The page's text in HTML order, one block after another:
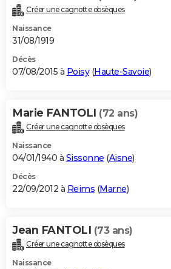
Créer une cagnotte obsèques
Naissance
31/08/1919
Décès
07/08/2015 à Poisy(Haute-Savoie)
Marie FANTOLI (72 ans)
Créer une cagnotte obsèques
Naissance
04/01/1940 à Sissonne (Aisne)
Décès
22/09/2012 à Reims (Marne)
Jean FANTOLI (73 ans)
Créer une cagnotte obsèques
Naissance